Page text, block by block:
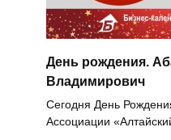
День рождения.
Владимирович
Сегодня День
Ассоциации